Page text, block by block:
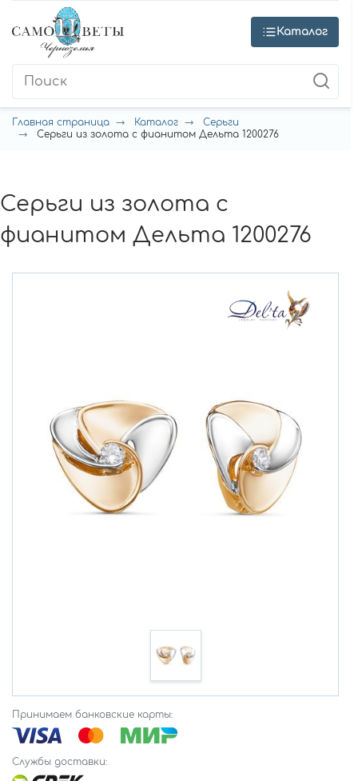
Каталог
Главная страница Каталог
Серьги
Серьги из золота с фианитом Дельта 1200276
Серьги из золота с
фианитом Дельта 1200276
Принимаем банковские карты:
Службы доставки: